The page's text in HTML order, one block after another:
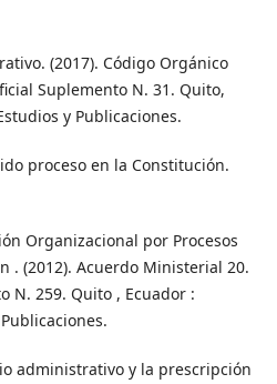
(2017). Código Orgánico
Suplemento N. 31. Quito,
y Publicaciones.
proceso en la Constitución.
Organizacional por Procesos
. (2012). Acuerdo Ministerial 20.
N. 259. Quito , Ecuador :
administrativo y la prescripción